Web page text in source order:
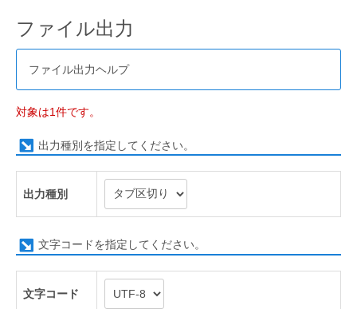
ファイル出力
ファイル出力ヘルプ
対象は1件です。
出力種別を指定してください。
出力種別
文字コードを指定してください。
文字コード